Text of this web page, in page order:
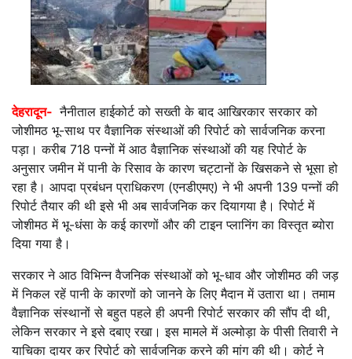
देहरादून- नैनीताल हाईकोर्ट को सख्ती के बाद आखिरकार सरकार को
जोशीमठ भू-साथ पर वैज्ञानिक संस्थाओं की रिपोर्ट को सार्वजनिक करना
पड़ा। करीब 718 पन्नों में आठ वैज्ञानिक संस्थाओं की यह रिपोर्ट के
अनुसार जमीन में पानी के रिसाव के कारण चट्टानों के खिसकने से भूसा हो
रहा है। आपदा प्रबंधन प्राधिकरण (एनडीएमए) ने भी अपनी 139 पन्नों की
रिपोर्ट तैयार की थी इसे भी अब सार्वजनिक कर दियागया है। रिपोर्ट में
जोशीमठ में भू-धंसा के कई कारणों और की टाइन प्लानिंग का विस्तृत ब्योरा
दिया गया है।
सरकार ने आठ विभिन्न वैजनिक संस्थाओं को भू-धाव और जोशीमठ की जड़
में निकल रहें पानी के कारणों को जानने के लिए मैदान में उतारा था। तमाम
वैज्ञानिक संस्थानों से बहुत पहले ही अपनी रिपोर्ट सरकार की सौंप दी थी,
लेकिन सरकार ने इसे दबाए रखा। इस मामले में अल्मोड़ा के पीसी तिवारी ने
याचिका दायर कर रिपोर्ट को सार्वजनिक करने की मांग की थी। कोर्ट ने